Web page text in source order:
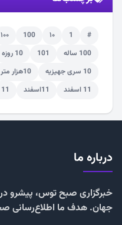
#
1 ۱۰ 100 ۱۰۰
100 ساله
101 10 روزه
10 سری جهیزیه
10هزار متر
11 اسفند
11اسفند 11 اسفندماه
درباره ما
خبرگزاری صبح توس، پیشرو در
جهان. هدف ما اطلاع‌رسانی